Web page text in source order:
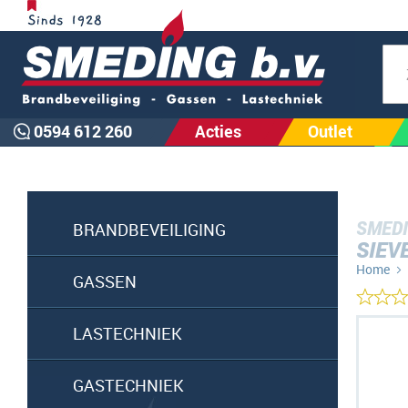
0594 612 260 Acties Outlet
BRANDBEVEILIGING
GASSEN
LASTECHNIEK
GASTECHNIEK
Home
Ga